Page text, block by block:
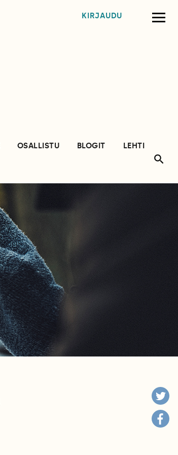
KIRJAUDU
OSALLISTU BLOGIT
LEHTI